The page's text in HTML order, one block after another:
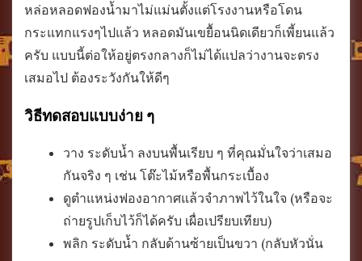
หล่อหลอดฟองน้ำมาไม่แม่นตั้งแต่โรงงานหรือโดน
กระแทกแรงๆไปแล้ว หลอดมันเขยื้อนนิดเดียวก็เพี้ยนแล้ว
ครับ แบบนี้ต่อให้อยู่ตรงกลางก็ไม่ได้แปลว่างานจะตรง
เสมอไป ต้องระวังกันให้ดีๆ
วิธีทดสอบแบบง่าย ๆ
วาง ระดับน้ำ ลงบนพื้นเรียบ ๆ ที่คุณมั่นใจว่าเสมอ
กันจริง ๆ เช่น โต๊ะไม้หรือพื้นกระเบื้อง
ดูตำแหน่งฟองอากาศแล้วจำภาพไว้ในใจ (หรือจะ
ถ่ายรูปเก็บไว้ก็ได้ครับ เผื่อเปรียบเทียบ)
พลิก ระดับน้ำ กลับด้านซ้ายเป็นขวา (กลับหัวนั่น